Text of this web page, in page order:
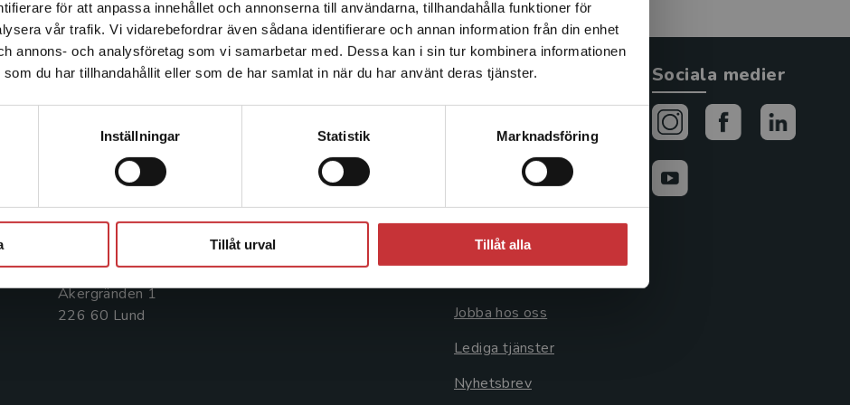
för att anpassa innehållet och annonserna till användarna, tillhandahålla funktioner för
vår trafik. Vi vidarebefordrar även sådana identifierare och annan information från din enhet
annons- och analysföretag som vi samarbetar med. Dessa kan i sin tur kombinera informationen
du har tillhandahållit eller som de har samlat in när du har använt deras tjänster.
Inställningar Statistik Marknadsföring
Tillåt urval Tillåt alla
Det verkar som att du besöker studentlitteratur.se via en
enhet utanför Sverige. Vi erbjuder inte leveranser utanför
Sverige. För att kunna slutföra ett köp måste
leveransadressen vara i Sverige.Läs mer
Kontakta oss
Postadress:
Box 141
221 00 Lund
Besöksadress:
Åkergränden 1
Kundservice
Frågor och svar
Köpvillkor
Systemkrav
Allmänna länkar
Avtal och rättigheter
Cookieinställningar
GDPR och
Jobba hos oss
Lediga tjänster
Nyhetsbrev
Sociala medier